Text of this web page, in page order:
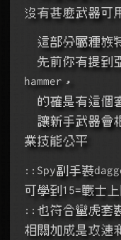
沒有甚麼武器可
這部分屬種
hammer，
的確是有這
業技能公平
::Spy副手裝
可學到15=戰士
::也符合蠻虎套
相關加成是攻速